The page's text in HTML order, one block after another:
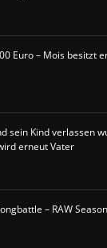
Euro – Mois besitzt
sein Kind verlassen
erneut Vater
– RAW